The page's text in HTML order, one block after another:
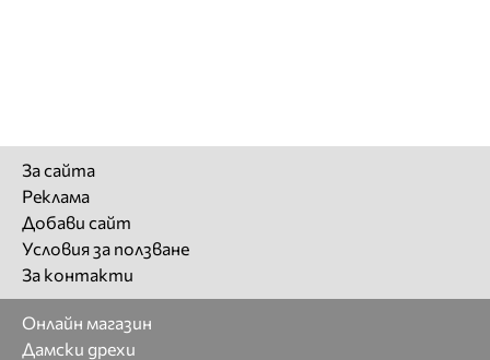
За сайта
Реклама
Добави сайт
Условия за ползване
За контакти
Онлайн магазин
Дамски дрехи